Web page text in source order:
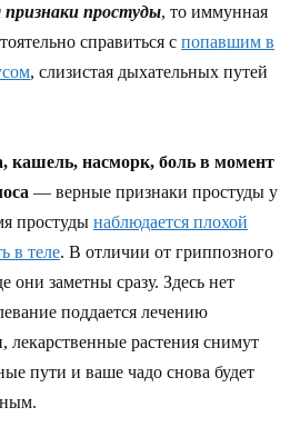
простуды, то иммунная
справиться с попавшим в
, слизистая дыхательных путей
кашель, насморк, боль в момент
— верные признаки простуды у
простуды наблюдается плохой
в теле. В отличии от гриппозного
они заметны сразу. Здесь нет
поддается лечению
лекарственные растения снимут
пути и ваше чадо снова будет